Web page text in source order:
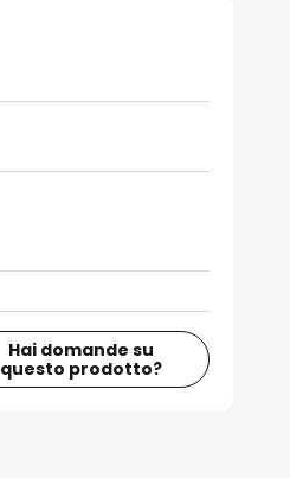
Hai domande su
questo prodotto?